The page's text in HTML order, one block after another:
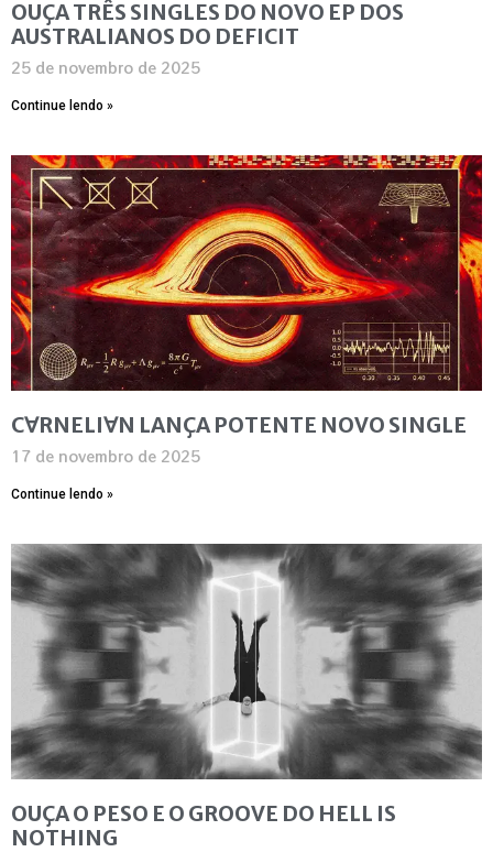
OUÇA TRÊS SINGLES DO NOVO EP DOS
AUSTRALIANOS DO DEFICIT
25 de novembro de 2025
Continue lendo »
C∀RNELI∀N LANÇA POTENTE NOVO SINGLE
17 de novembro de 2025
Continue lendo »
OUÇA O PESO E O GROOVE DO HELL IS
NOTHING